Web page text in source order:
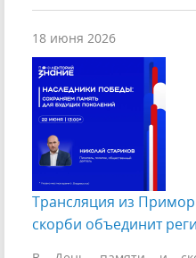
18 июня 2026
Трансляция из
скорби объединит